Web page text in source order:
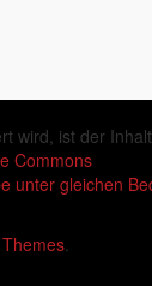
wird, ist der
Commons
unter gleichen
.